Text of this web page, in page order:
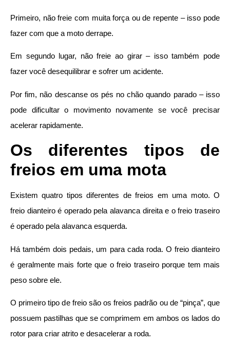
Primeiro, não freie com muita força ou de repente – isso pode
fazer com que a moto derrape.
Em segundo lugar, não freie ao girar – isso também pode
fazer você desequilibrar e sofrer um acidente.
Por fim, não descanse os pés no chão quando parado – isso
pode dificultar o movimento novamente se você precisar
acelerar rapidamente.
Os diferentes tipos de
freios em uma mota
Existem quatro tipos diferentes de freios em uma moto. O
freio dianteiro é operado pela alavanca direita e o freio traseiro
é operado pela alavanca esquerda.
Há também dois pedais, um para cada roda. O freio dianteiro
é geralmente mais forte que o freio traseiro porque tem mais
peso sobre ele.
O primeiro tipo de freio são os freios padrão ou de “pinça”, que
possuem pastilhas que se comprimem em ambos os lados do
rotor para criar atrito e desacelerar a roda.